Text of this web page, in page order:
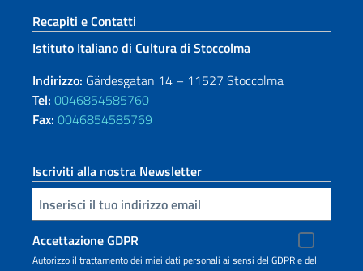
Sezione footer
Recapiti e Contatti
Istituto Italiano di Cultura di Stoccolma
Indirizzo: Gärdesgatan 14 – 11527 Stoccolma
Tel: 0046854585760
Fax: 0046854585769
Iscriviti alla nostra Newsletter
Inserisci la tua email
Accettazione GDPR
Autorizzo il trattamento dei miei dati personali ai sensi del GDPR e del